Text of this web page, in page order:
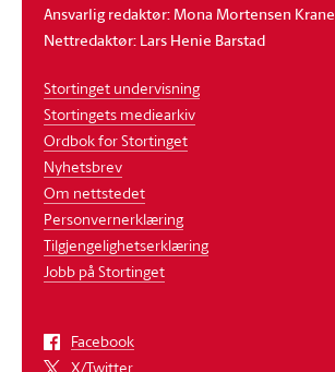
Ansvarlig redaktør: Mona Mortensen Krane
Nettredaktør: Lars Henie Barstad
Stortinget undervisning
Stortingets mediearkiv
Ordbok for Stortinget
Nyhetsbrev
Om nettstedet
Personvernerklæring
Tilgjengelighetserklæring
Jobb på Stortinget
Facebook
X/Twitter